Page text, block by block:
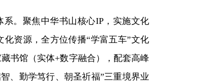
系。聚焦中华书山核心IP，实施文化
资源，全方位传播“学富五车”文化
书馆（实体+数字融合），配套高峰
、勤学笃行、朝圣祈福”三重境界业